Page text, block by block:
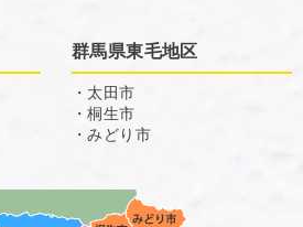
群馬県東毛地区
・太田市
・桐生市
・みどり市